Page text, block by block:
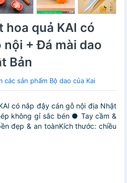
hoa quả KAI có
nội + Đá mài dao
Bản
các sản phẩm Bộ dao của Kai
có nắp đậy cán gỗ nội địa Nhật
không gỉ sắc bén ● Tay cầm &
đẹp & an toànKích thước: chiều